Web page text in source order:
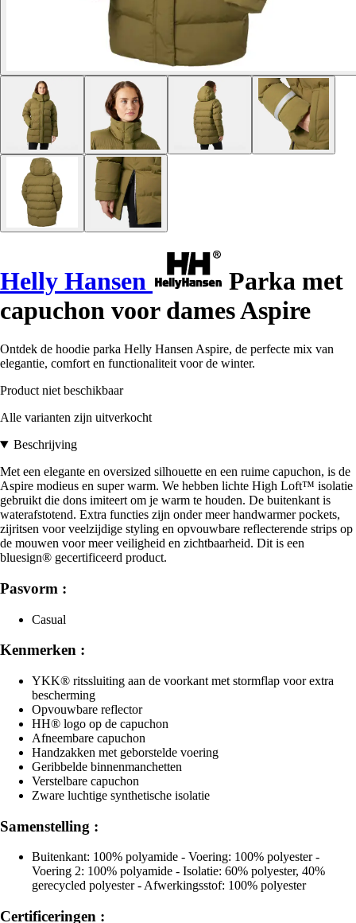
Helly Hansen
Parka met
capuchon voor dames Aspire
Ontdek de hoodie parka Helly Hansen Aspire, de perfecte mix van
elegantie, comfort en functionaliteit voor de winter.
Product niet beschikbaar
Alle varianten zijn uitverkocht
Beschrijving
Met een elegante en oversized silhouette en een ruime capuchon, is de
Aspire modieus en super warm. We hebben lichte High Loft™ isolatie
gebruikt die dons imiteert om je warm te houden. De buitenkant is
waterafstotend. Extra functies zijn onder meer handwarmer pockets,
zijritsen voor veelzijdige styling en opvouwbare reflecterende strips op
de mouwen voor meer veiligheid en zichtbaarheid. Dit is een
bluesign® gecertificeerd product.
Pasvorm :
Casual
Kenmerken :
YKK® ritssluiting aan de voorkant met stormflap voor extra
bescherming
Opvouwbare reflector
HH® logo op de capuchon
Afneembare capuchon
Handzakken met geborstelde voering
Geribbelde binnenmanchetten
Verstelbare capuchon
Zware luchtige synthetische isolatie
Samenstelling :
Buitenkant: 100% polyamide - Voering: 100% polyester -
Voering 2: 100% polyamide - Isolatie: 60% polyester, 40%
gerecycled polyester - Afwerkingsstof: 100% polyester
Certificeringen :